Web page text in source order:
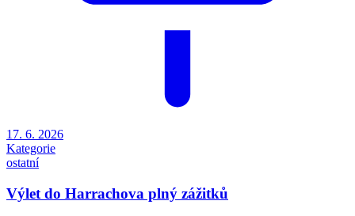
17. 6. 2026
Kategorie
ostatní
Výlet do Harrachova plný zážitků